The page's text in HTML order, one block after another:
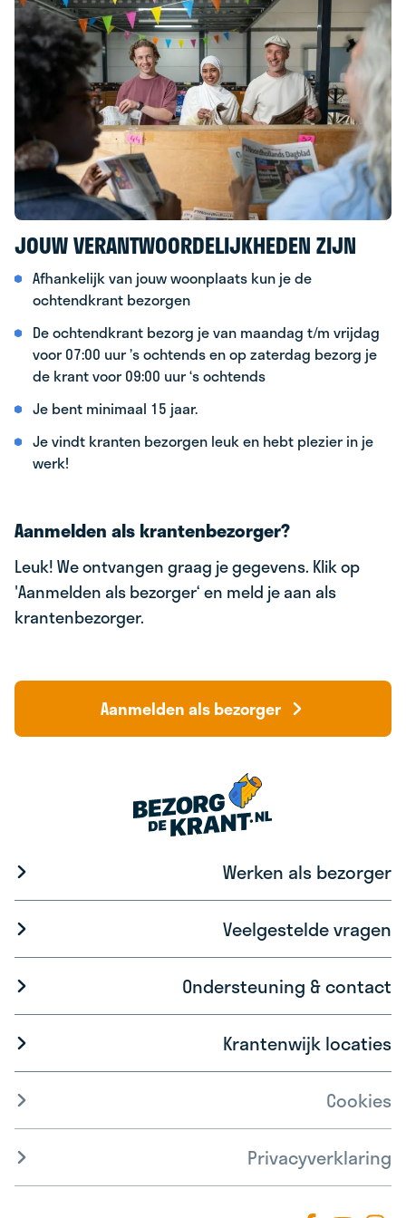
JOUW VERANTWOORDELIJKHEDEN ZIJN
Afhankelijk van jouw woonplaats kun je de
ochtendkrant bezorgen
De ochtendkrant bezorg je van maandag t/m vrijdag
voor 07:00 uur ’s ochtends en op zaterdag bezorg je
de krant voor 09:00 uur ‘s ochtends
Je bent minimaal 15 jaar.
Je vindt kranten bezorgen leuk en hebt plezier in je
werk!
Aanmelden als krantenbezorger?
Leuk! We ontvangen graag je gegevens. Klik op
'Aanmelden als bezorger‘ en meld je aan als
krantenbezorger.
Aanmelden als bezorger
Werken als bezorger
Veelgestelde vragen
Ondersteuning & contact
Krantenwijk locaties
Cookies
Privacyverklaring